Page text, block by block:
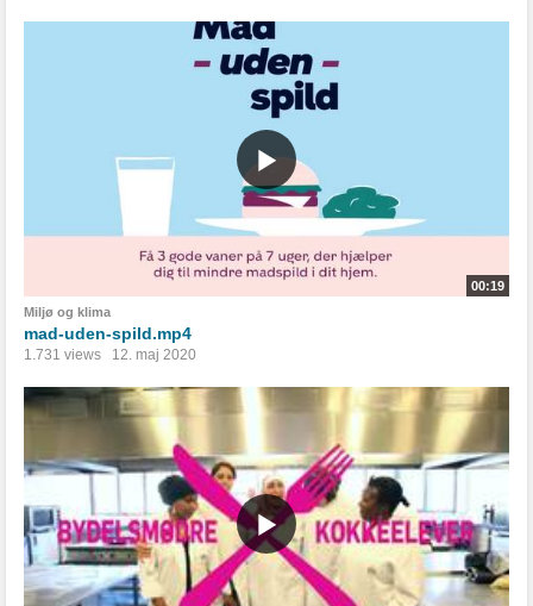
00:19
Miljø og klima
mad-uden-spild.mp4
1.731 views 12. maj 2020